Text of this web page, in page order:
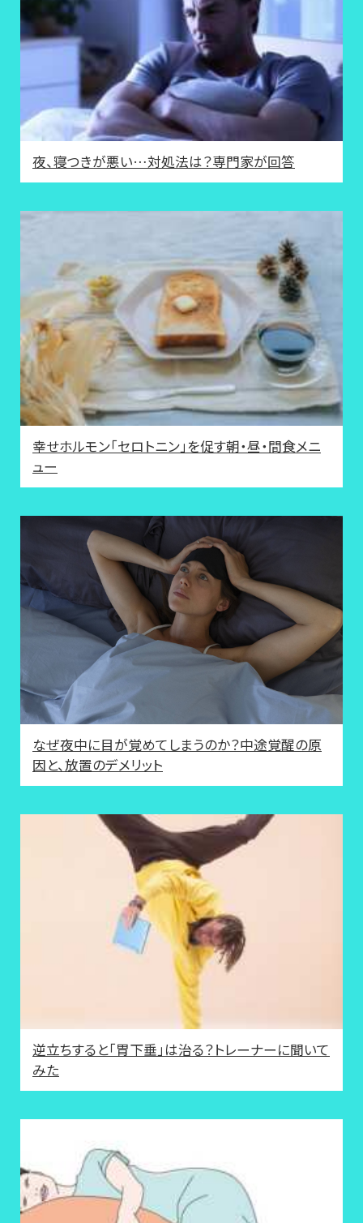
夜、寝つきが悪い…対処法は？専門家が回答
幸せホルモン「セロトニン」を促す朝・昼・間食メニ
ュー
なぜ夜中に目が覚めてしまうのか？中途覚醒の原
因と、放置のデメリット
逆立ちすると「胃下垂」は治る？トレーナーに聞いて
みた